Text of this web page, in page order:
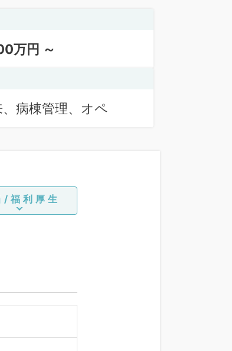
万円 ～
病棟管理、オペ
/福利厚生